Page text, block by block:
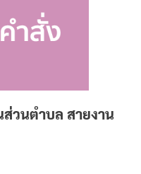
วนตำบล สายงาน